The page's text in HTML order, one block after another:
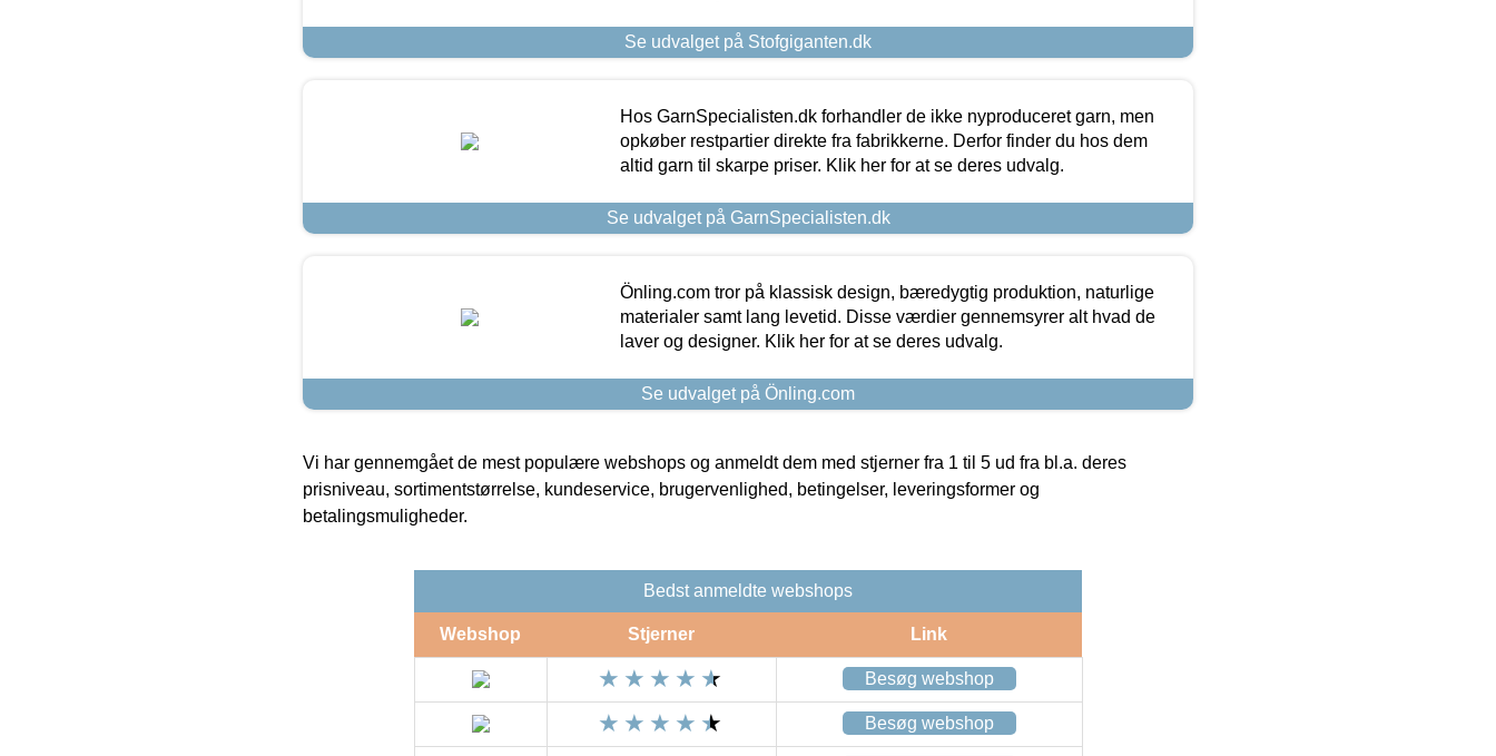
Se udvalget på Stofgiganten.dk
Hos GarnSpecialisten.dk forhandler de ikke nyproduceret garn, men
opkøber restpartier direkte fra fabrikkerne. Derfor finder du hos dem
altid garn til skarpe priser. Klik her for at se deres udvalg.
Se udvalget på GarnSpecialisten.dk
Önling.com tror på klassisk design, bæredygtig produktion, naturlige
materialer samt lang levetid. Disse værdier gennemsyrer alt hvad de
laver og designer. Klik her for at se deres udvalg.
Se udvalget på Önling.com
Vi har gennemgået de mest populære webshops og anmeldt dem med stjerner fra 1 til 5 ud fra bl.a. deres
prisniveau, sortimentstørrelse, kundeservice, brugervenlighed, betingelser, leveringsformer og
betalingsmuligheder.
Bedst anmeldte webshops
Webshop Stjerner Link
Besøg webshop
Besøg webshop